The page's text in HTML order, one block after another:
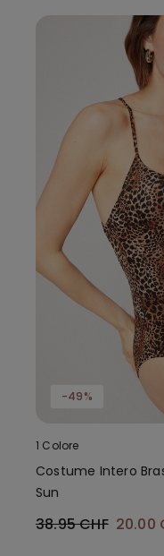
-49%
1 Colore
Costume Intero
Sun
38.95 CHF 20.00